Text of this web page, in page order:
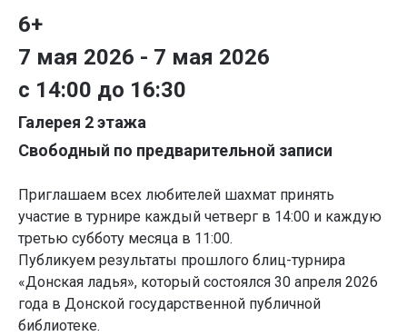
6+
7 мая 2026 - 7 мая 2026
с 14:00 до 16:30
Галерея 2 этажа
Свободный по предварительной записи
Приглашаем всех любителей шахмат принять
участие в турнире каждый четверг в 14:00 и каждую
третью субботу месяца в 11:00.
Публикуем результаты прошлого блиц-турнира
«Донская ладья», который состоялся 30 апреля 2026
года в Донской государственной публичной
библиотеке.